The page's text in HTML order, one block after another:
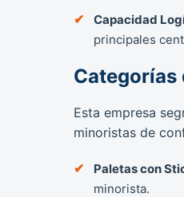
Capacidad
principales
Categorías
Esta empresa
minoristas de
Paletas con
minorista.